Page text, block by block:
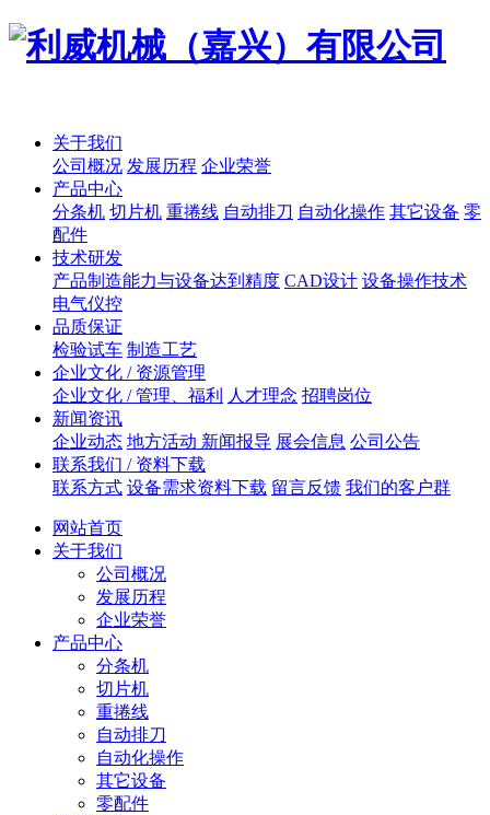
关于我们
公司概况 发展历程 企业荣誉
产品中心
分条机 切片机 重捲线 自动排刀 自动化操作 其它设备 零
配件
技术研发
产品制造能力与设备达到精度 CAD设计 设备操作技术
电气仪控
品质保证
检验试车 制造工艺
企业文化 / 资源管理
企业文化 / 管理、福利
人才理念 招聘岗位
新闻资讯
企业动态 地方活动 新闻报导 展会信息 公司公告
联系我们 / 资料下载
联系方式 设备需求资料下载 留言反馈 我们的客户群
网站首页
关于我们
公司概况
发展历程
企业荣誉
产品中心
分条机
切片机
重捲线
自动排刀
自动化操作
其它设备
零配件